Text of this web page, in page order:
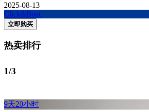
2025-08-13
Click&Boat
立即购买
热卖排行
1/3
9天20小时